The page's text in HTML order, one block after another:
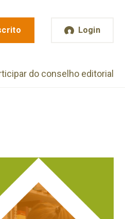
Login
do conselho editorial